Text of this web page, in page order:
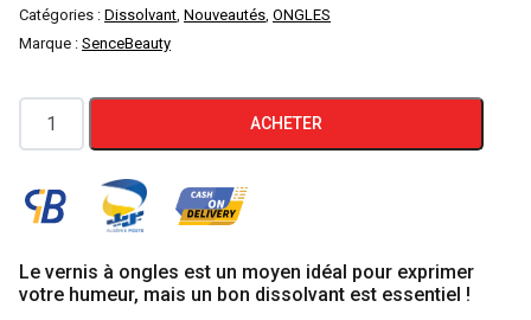
Catégories : Dissolvant, Nouveautés, ONGLES
Marque : SenceBeauty
quantité
de
en
sans
acétone
ACHETER
Le vernis à ongles est un moyen idéal pour exprimer
votre humeur, mais un bon dissolvant est essentiel !